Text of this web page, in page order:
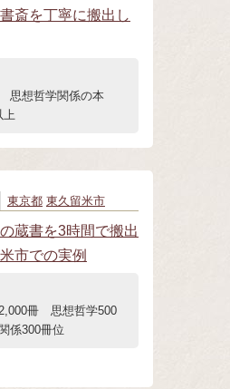
斎を丁寧に搬出し
思想哲学関係の本
上
東京都 東久留米市
蔵書を3時間で搬出
米市での実例
冊 思想哲学500
係300冊位